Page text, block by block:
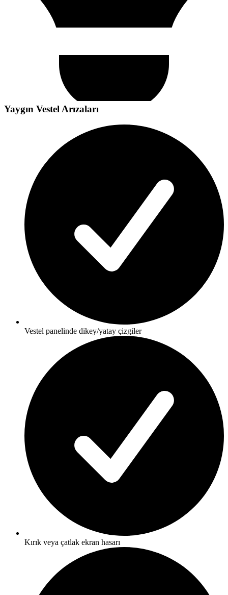
Yaygın Vestel Arızaları
Vestel panelinde dikey/yatay çizgiler
Kırık veya çatlak ekran hasarı